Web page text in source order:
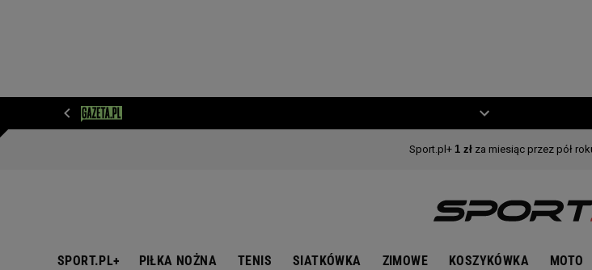
SPORT.PL+ PIŁKA NOŻNA TENIS SIATKÓWKA ZIMOWE KOSZYKÓWKA MOTO